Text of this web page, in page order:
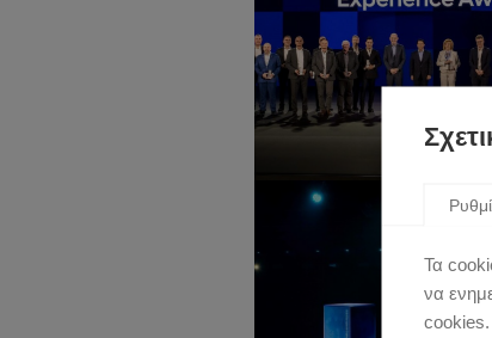
Τα
να
cookies.